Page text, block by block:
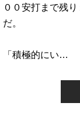
００安打まで残
だ。
「積極的にい…